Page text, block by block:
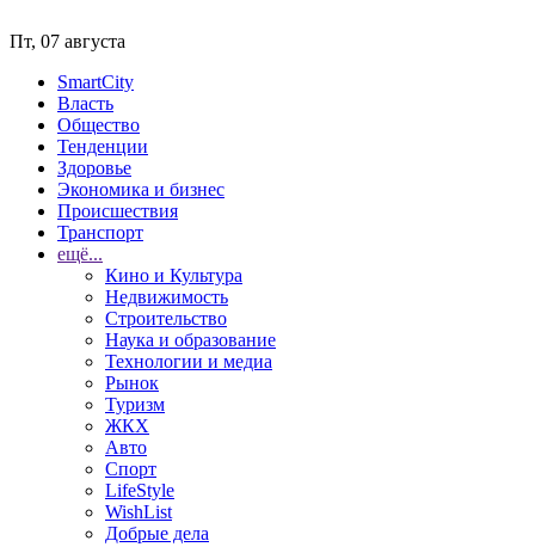
Пт, 07 августа
SmartCity
Власть
Общество
Тенденции
Здоровье
Экономика и бизнес
Происшествия
Транспорт
ещё...
Кино и Культура
Недвижимость
Строительство
Наука и образование
Технологии и медиа
Рынок
Туризм
ЖКХ
Авто
Спорт
LifeStyle
WishList
Добрые дела